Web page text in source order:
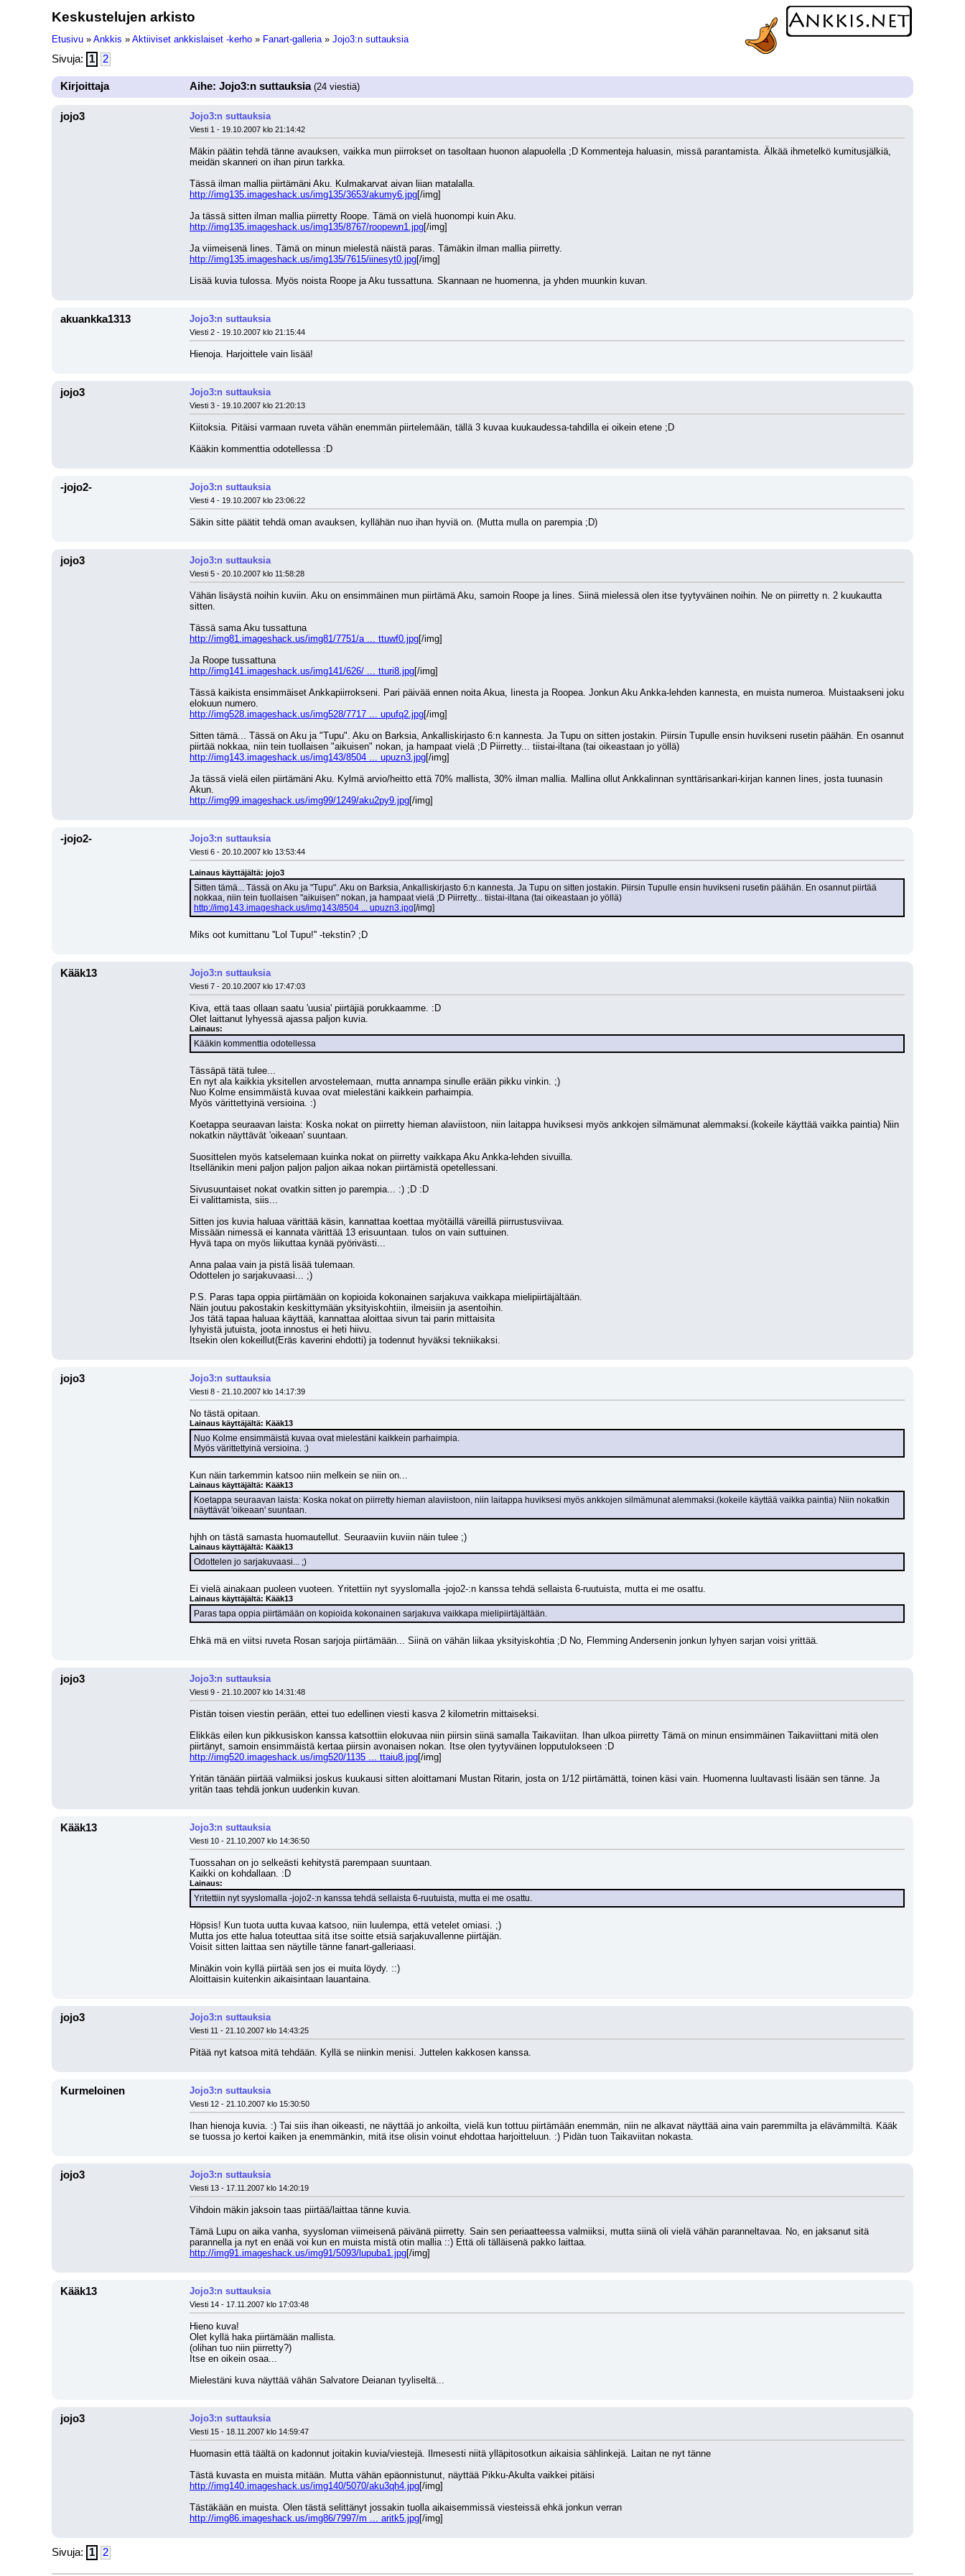
Keskustelujen arkisto
Etusivu » Ankkis » Aktiiviset ankkislaiset -kerho » Fanart-galleria » Jojo3:n suttauksia
Sivuja: 1 2
Kirjoittaja Aihe: Jojo3:n suttauksia(24 viestiä)
jojo3 Jojo3:n suttauksia
Viesti 1 - 19.10.2007 klo 21:14:42
Mäkin päätin tehdä tänne avauksen, vaikka mun piirrokset on tasoltaan huonon alapuolella ;D Kommenteja haluasin, missä parantamista. Älkää ihmetelkö kumitusjälkiä,
meidän skanneri on ihan pirun tarkka.
Tässä ilman mallia piirtämäni Aku. Kulmakarvat aivan liian matalalla.
http://img135.imageshack.us/img135/3653/akumy6.jpg[/img]
Ja tässä sitten ilman mallia piirretty Roope. Tämä on vielä huonompi kuin Aku.
http://img135.imageshack.us/img135/8767/roopewn1.jpg[/img]
Ja viimeisenä Iines. Tämä on minun mielestä näistä paras. Tämäkin ilman mallia piirretty.
http://img135.imageshack.us/img135/7615/iinesyt0.jpg[/img]
Lisää kuvia tulossa. Myös noista Roope ja Aku tussattuna. Skannaan ne huomenna, ja yhden muunkin kuvan.
akuankka1313 Jojo3:n suttauksia
Viesti 2 - 19.10.2007 klo 21:15:44
Hienoja. Harjoittele vain lisää!
jojo3 Jojo3:n suttauksia
Viesti 3 - 19.10.2007 klo 21:20:13
Kiitoksia. Pitäisi varmaan ruveta vähän enemmän piirtelemään, tällä 3 kuvaa kuukaudessa-tahdilla ei oikein etene ;D
Kääkin kommenttia odotellessa :D
-jojo2- Jojo3:n suttauksia
Viesti 4 - 19.10.2007 klo 23:06:22
Säkin sitte päätit tehdä oman avauksen, kyllähän nuo ihan hyviä on. (Mutta mulla on parempia ;D)
jojo3 Jojo3:n suttauksia
Viesti 5 - 20.10.2007 klo 11:58:28
Vähän lisäystä noihin kuviin. Aku on ensimmäinen mun piirtämä Aku, samoin Roope ja Iines. Siinä mielessä olen itse tyytyväinen noihin. Ne on piirretty n. 2 kuukautta
sitten.
Tässä sama Aku tussattuna
http://img81.imageshack.us/img81/7751/a ... ttuwf0.jpg[/img]
Ja Roope tussattuna
http://img141.imageshack.us/img141/626/ ... tturi8.jpg[/img]
Tässä kaikista ensimmäiset Ankkapiirrokseni. Pari päivää ennen noita Akua, Iinesta ja Roopea. Jonkun Aku Ankka-lehden kannesta, en muista numeroa. Muistaakseni joku
elokuun numero.
http://img528.imageshack.us/img528/7717 ... upufq2.jpg[/img]
Sitten tämä... Tässä on Aku ja "Tupu". Aku on Barksia, Ankalliskirjasto 6:n kannesta. Ja Tupu on sitten jostakin. Piirsin Tupulle ensin huvikseni rusetin päähän. En osannut
piirtää nokkaa, niin tein tuollaisen "aikuisen" nokan, ja hampaat vielä ;D Piirretty... tiistai-iltana (tai oikeastaan jo yöllä)
http://img143.imageshack.us/img143/8504 ... upuzn3.jpg[/img]
Ja tässä vielä eilen piirtämäni Aku. Kylmä arvio/heitto että 70% mallista, 30% ilman mallia. Mallina ollut Ankkalinnan synttärisankari-kirjan kannen Iines, josta tuunasin
Akun.
http://img99.imageshack.us/img99/1249/aku2py9.jpg[/img]
-jojo2- Jojo3:n suttauksia
Viesti 6 - 20.10.2007 klo 13:53:44
Lainaus käyttäjältä: jojo3
Sitten tämä... Tässä on Aku ja "Tupu". Aku on Barksia, Ankalliskirjasto 6:n kannesta. Ja Tupu on sitten jostakin. Piirsin Tupulle ensin huvikseni rusetin päähän. En osannut piirtää
nokkaa, niin tein tuollaisen "aikuisen" nokan, ja hampaat vielä ;D Piirretty... tiistai-iltana (tai oikeastaan jo yöllä)
http://img143.imageshack.us/img143/8504 ... upuzn3.jpg [/img]
Miks oot kumittanu ''Lol Tupu!'' -tekstin? ;D
Kääk13 Jojo3:n suttauksia
Viesti 7 - 20.10.2007 klo 17:47:03
Kiva, että taas ollaan saatu 'uusia' piirtäjiä porukkaamme. :D
Olet laittanut lyhyessä ajassa paljon kuvia.
Lainaus:
Kääkin kommenttia odotellessa
Tässäpä tätä tulee...
En nyt ala kaikkia yksitellen arvostelemaan, mutta annampa sinulle erään pikku vinkin. ;)
Nuo Kolme ensimmäistä kuvaa ovat mielestäni kaikkein parhaimpia.
Myös värittettyinä versioina. :)
Koetappa seuraavan laista: Koska nokat on piirretty hieman alaviistoon, niin laitappa huviksesi myös ankkojen silmämunat alemmaksi.(kokeile käyttää vaikka paintia) Niin
nokatkin näyttävät 'oikeaan' suuntaan.
Suosittelen myös katselemaan kuinka nokat on piirretty vaikkapa Aku Ankka-lehden sivuilla.
Itsellänikin meni paljon paljon paljon aikaa nokan piirtämistä opetellessani.
Sivusuuntaiset nokat ovatkin sitten jo parempia... :) ;D :D
Ei valittamista, siis...
Sitten jos kuvia haluaa värittää käsin, kannattaa koettaa myötäillä väreillä piirrustusviivaa.
Missään nimessä ei kannata värittää 13 erisuuntaan. tulos on vain suttuinen.
Hyvä tapa on myös liikuttaa kynää pyörivästi...
Anna palaa vain ja pistä lisää tulemaan.
Odottelen jo sarjakuvaasi... ;)
P.S. Paras tapa oppia piirtämään on kopioida kokonainen sarjakuva vaikkapa mielipiirtäjältään.
Näin joutuu pakostakin keskittymään yksityiskohtiin, ilmeisiin ja asentoihin.
Jos tätä tapaa haluaa käyttää, kannattaa aloittaa sivun tai parin mittaisita
lyhyistä jutuista, joota innostus ei heti hiivu.
Itsekin olen kokeillut(Eräs kaverini ehdotti) ja todennut hyväksi tekniikaksi.
jojo3 Jojo3:n suttauksia
Viesti 8 - 21.10.2007 klo 14:17:39
No tästä opitaan.
Lainaus käyttäjältä: Kääk13
Nuo Kolme ensimmäistä kuvaa ovat mielestäni kaikkein parhaimpia.
Myös värittettyinä versioina. :)
Kun näin tarkemmin katsoo niin melkein se niin on...
Lainaus käyttäjältä: Kääk13
Koetappa seuraavan laista: Koska nokat on piirretty hieman alaviistoon, niin laitappa huviksesi myös ankkojen silmämunat alemmaksi.(kokeile käyttää vaikka paintia) Niin nokatkin
näyttävät 'oikeaan' suuntaan.
hjhh on tästä samasta huomautellut. Seuraaviin kuviin näin tulee ;)
Lainaus käyttäjältä: Kääk13
Odottelen jo sarjakuvaasi... ;)
Ei vielä ainakaan puoleen vuoteen. Yritettiin nyt syyslomalla -jojo2-:n kanssa tehdä sellaista 6-ruutuista, mutta ei me osattu.
Lainaus käyttäjältä: Kääk13
Paras tapa oppia piirtämään on kopioida kokonainen sarjakuva vaikkapa mielipiirtäjältään.
Ehkä mä en viitsi ruveta Rosan sarjoja piirtämään... Siinä on vähän liikaa yksityiskohtia ;D No, Flemming Andersenin jonkun lyhyen sarjan voisi yrittää.
jojo3 Jojo3:n suttauksia
Viesti 9 - 21.10.2007 klo 14:31:48
Pistän toisen viestin perään, ettei tuo edellinen viesti kasva 2 kilometrin mittaiseksi.
Elikkäs eilen kun pikkusiskon kanssa katsottiin elokuvaa niin piirsin siinä samalla Taikaviitan. Ihan ulkoa piirretty Tämä on minun ensimmäinen Taikaviittani mitä olen
piirtänyt, samoin ensimmäistä kertaa piirsin avonaisen nokan. Itse olen tyytyväinen lopputulokseen :D
http://img520.imageshack.us/img520/1135 ... ttaiu8.jpg[/img]
Yritän tänään piirtää valmiiksi joskus kuukausi sitten aloittamani Mustan Ritarin, josta on 1/12 piirtämättä, toinen käsi vain. Huomenna luultavasti lisään sen tänne. Ja
yritän taas tehdä jonkun uudenkin kuvan.
Kääk13 Jojo3:n suttauksia
Viesti 10 - 21.10.2007 klo 14:36:50
Tuossahan on jo selkeästi kehitystä parempaan suuntaan.
Kaikki on kohdallaan. :D
Lainaus:
Yritettiin nyt syyslomalla -jojo2-:n kanssa tehdä sellaista 6-ruutuista, mutta ei me osattu.
Höpsis! Kun tuota uutta kuvaa katsoo, niin luulempa, että vetelet omiasi. ;)
Mutta jos ette halua toteuttaa sitä itse soitte etsiä sarjakuvallenne piirtäjän.
Voisit sitten laittaa sen näytille tänne fanart-galleriaasi.
Minäkin voin kyllä piirtää sen jos ei muita löydy. ::)
Aloittaisin kuitenkin aikaisintaan lauantaina.
jojo3 Jojo3:n suttauksia
Viesti 11 - 21.10.2007 klo 14:43:25
Pitää nyt katsoa mitä tehdään. Kyllä se niinkin menisi. Juttelen kakkosen kanssa.
Kurmeloinen Jojo3:n suttauksia
Viesti 12 - 21.10.2007 klo 15:30:50
Ihan hienoja kuvia. :) Tai siis ihan oikeasti, ne näyttää jo ankoilta, vielä kun tottuu piirtämään enemmän, niin ne alkavat näyttää aina vain paremmilta ja elävämmiltä. Kääk
se tuossa jo kertoi kaiken ja enemmänkin, mitä itse olisin voinut ehdottaa harjoitteluun. :) Pidän tuon Taikaviitan nokasta.
jojo3 Jojo3:n suttauksia
Viesti 13 - 17.11.2007 klo 14:20:19
Vihdoin mäkin jaksoin taas piirtää/laittaa tänne kuvia.
Tämä Lupu on aika vanha, syysloman viimeisenä päivänä piirretty. Sain sen periaatteessa valmiiksi, mutta siinä oli vielä vähän paranneltavaa. No, en jaksanut sitä
parannella ja nyt en enää voi kun en muista mistä otin mallia ::) Että oli tälläisenä pakko laittaa.
http://img91.imageshack.us/img91/5093/lupuba1.jpg[/img]
Kääk13 Jojo3:n suttauksia
Viesti 14 - 17.11.2007 klo 17:03:48
Hieno kuva!
Olet kyllä haka piirtämään mallista.
(olihan tuo niin piirretty?)
Itse en oikein osaa...
Mielestäni kuva näyttää vähän Salvatore Deianan tyyliseltä...
jojo3 Jojo3:n suttauksia
Viesti 15 - 18.11.2007 klo 14:59:47
Huomasin että täältä on kadonnut joitakin kuvia/viestejä. Ilmesesti niitä ylläpitosotkun aikaisia sählinkejä. Laitan ne nyt tänne
Tästä kuvasta en muista mitään. Mutta vähän epäonnistunut, näyttää Pikku-Akulta vaikkei pitäisi
http://img140.imageshack.us/img140/5070/aku3qh4.jpg[/img]
Tästäkään en muista. Olen tästä selittänyt jossakin tuolla aikaisemmissä viesteissä ehkä jonkun verran
http://img86.imageshack.us/img86/7997/m ... aritk5.jpg[/img]
Sivuja: 1 2